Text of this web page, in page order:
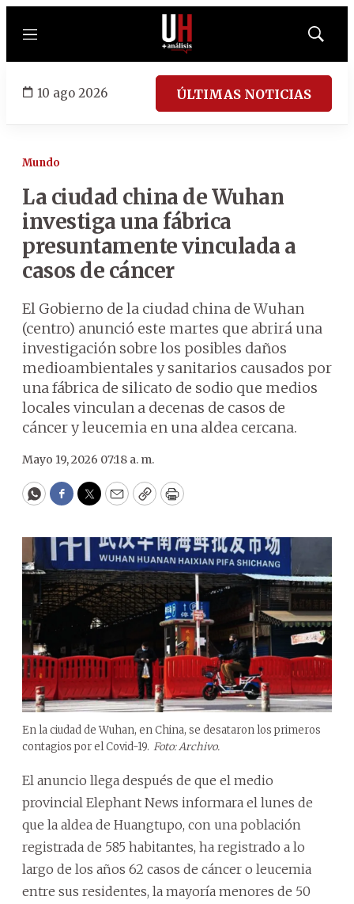
Menú
Mostrar
10 ago 2026 ÚLTIMAS NOTICIAS
Mundo
La ciudad china de Wuhan
investiga una fábrica
presuntamente vinculada a
casos de cáncer
El Gobierno de la ciudad china de Wuhan
(centro) anunció este martes que abrirá una
investigación sobre los posibles daños
medioambientales y sanitarios causados por
una fábrica de silicato de sodio que medios
locales vinculan a decenas de casos de
cáncer y leucemia en una aldea cercana.
Mayo 19, 2026 07:18 a. m.
WhatsApp
Facebook
Twitter
EmailCopyPrint
En la ciudad de Wuhan, en China, se desataron los primeros
contagios por el Covid-19. Foto: Archivo.
El anuncio llega después de que el medio
provincial Elephant News informara el lunes de
que la aldea de Huangtupo, con una población
registrada de 585 habitantes, ha registrado a lo
largo de los años 62 casos de cáncer o leucemia
entre sus residentes, la mayoría menores de 50